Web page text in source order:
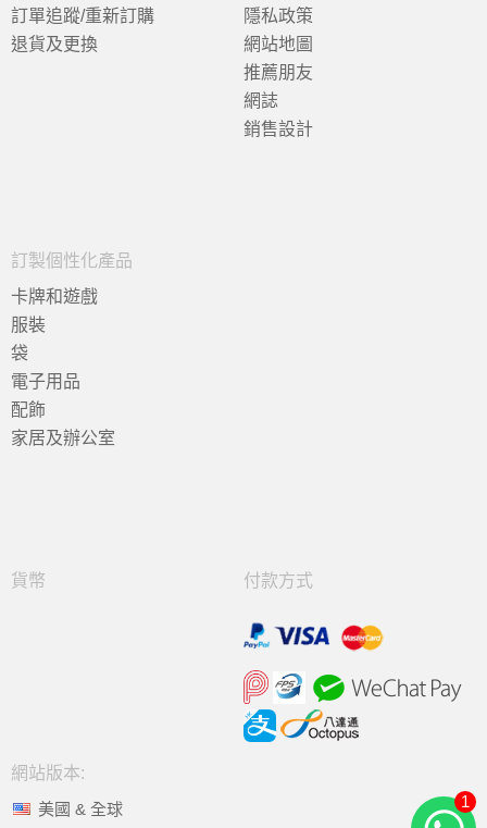
訂單追蹤/重新訂購
退貨及更換
隱私政策
網站地圖
推薦朋友
網誌
銷售設計
訂製個性化產品
卡牌和遊戲
服裝
袋
電子用品
配飾
家居及辦公室
貨幣 付款方式
網站版本:
美國 & 全球
1